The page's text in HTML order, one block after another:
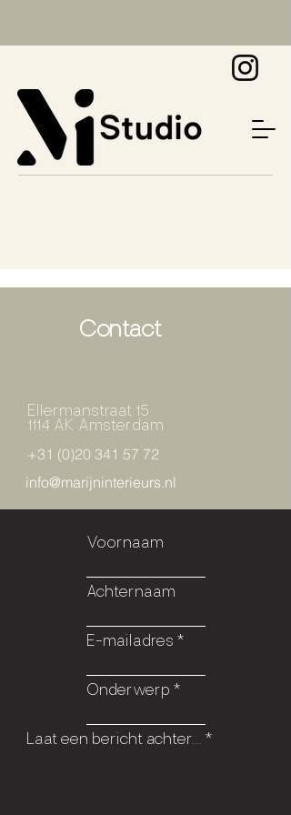
Contact
Ellermanstraat 15
1114 AK Amsterdam
+31 (0)20 341 57 72
info@marijninterieurs.nl
Voornaam
Achternaam
E-mailadres
Onderwerp
Laat een bericht achter...